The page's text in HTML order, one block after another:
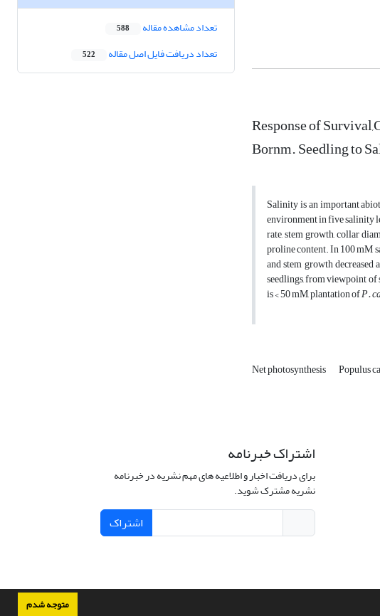
متوجه شدم
Response of
Bornm. Seedling to
Salinity is an important
environment in five salinity
rate, stem growth, collar
proline content. In 100 mM
and stem growth
seedlings, from viewpoint of
is < 50 mM, plantation ofP.
Net photosynthesis Populus
تعداد مشاهده مقاله 588
تعداد دریافت فایل اصل مقاله 522
اشتراک خبرنامه
برای دریافت اخبار و اطلاعیه های مهم نشریه در خبرنامه
نشریه مشترک شوید.
اشتراک